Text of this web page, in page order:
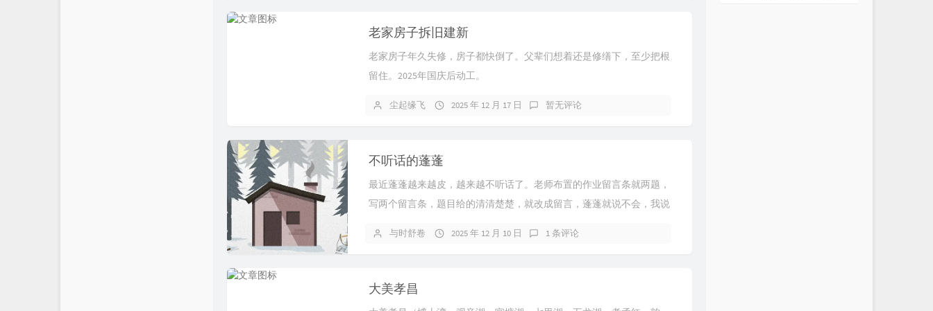
老家房子拆旧建新
老家房子年久失修，房子都快倒了。父辈们想着还是修缮下，至少把根
留住。2025年国庆后动工。
尘起缘飞 2025 年 12 月 17 日 暂无评论
不听话的蓬蓬
最近蓬蓬越来越皮，越来越不听话了。老师布置的作业留言条就两题，
写两个留言条，题目给的清清楚楚，就改成留言，蓬蓬就说不会，我说
与时舒卷 2025 年 12 月 10 日 1 条评论
大美孝昌